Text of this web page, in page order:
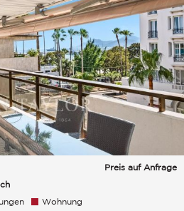
Preis auf Anfrage
Wohnung